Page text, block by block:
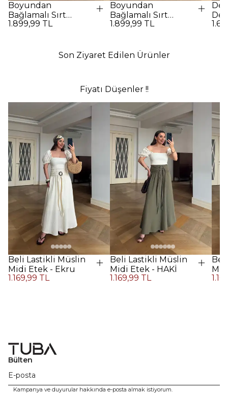
Boyundan
Bağlamalı Sırt
Dekolteli Uzun
1.899,99 TL
Boyundan
Bağlamalı Sırt
Dekolteli Uzun
1.899,99 TL
Son Ziyaret Edilen Ürünler
Fiyatı Düşenler !!
Beli Lastikli Müslin
Midi Etek - Ekru
1.169,99 TL
Beli Lastikli Müslin
Midi Etek - HAKİ
1.169,99 TL
Bülten
Kampanya ve duyurular hakkında e-posta almak istiyorum.